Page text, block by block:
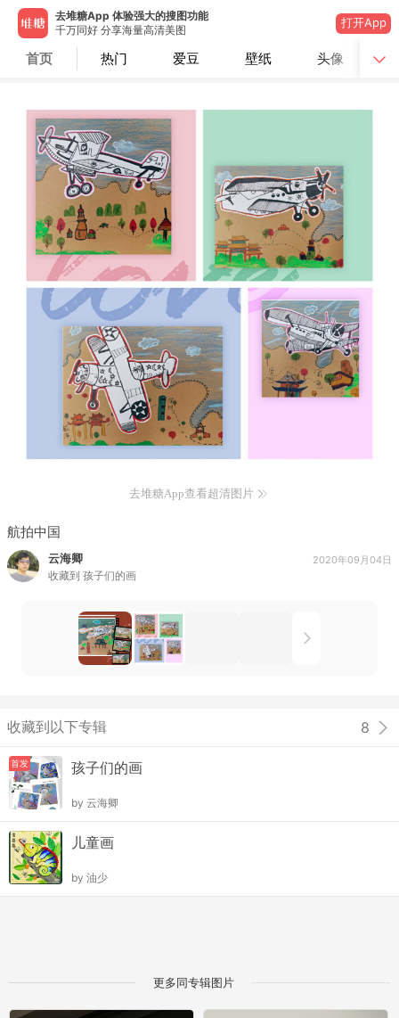
去堆糖App 体验强大的搜图功能
千万同好 分享海量高清美图
打开App
首页 热门 爱豆 壁纸 头像
去堆糖App查看超清图片
航拍中国
云海卿
收藏到 孩子们的画
2020年09月04日
收藏到以下专辑 8
首发 孩子们的画
by 云海卿
儿童画
by 油少
更多同专辑图片